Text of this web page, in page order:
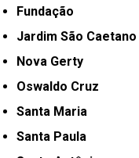
Fundação
Jardim São Caetano
Nova Gerty
Oswaldo Cruz
Santa Maria
Santa Paula